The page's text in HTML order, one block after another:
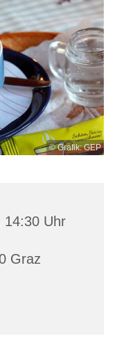
© Grafik: GEP
14:30 Uhr
Graz